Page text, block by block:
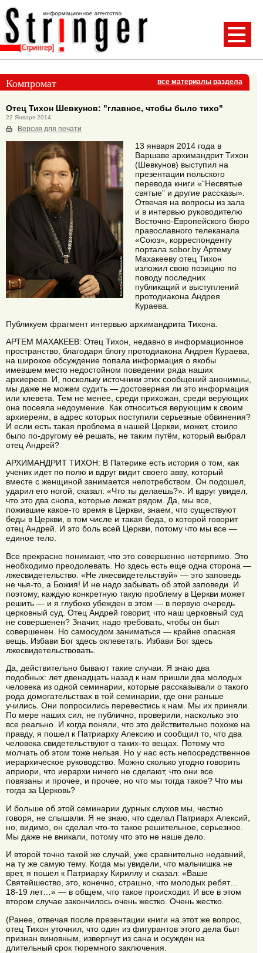
Компромат все материалы раздела
Отец Тихон Шевкунов: "главное, чтобы было тихо"
22 Января 2014
Версия для печати
13 января 2014 года в
Варшаве архимандрит Тихон
(Шевкунов) выступил на
презентации польского
перевода книги «“Несвятые
святые” и другие рассказы».
Отвечая на вопросы из зала
и в интервью руководителю
Восточно-Европейского бюро
православного телеканала
«Союз», корреспонденту
портала sobor.by Артему
Махакееву отец Тихон
изложил свою позицию по
поводу последних
публикаций и выступлений
протодиакона Андрея
Кураева.
Публикуем фрагмент интервью архимандрита Тихона.
АРТЕМ МАХАКЕЕВ: Отец Тихон, недавно в информационное
пространство, благодаря блогу протодиакона Андрея Кураева,
на широкое обсуждение попала информация о якобы
имевшем место недостойном поведении ряда наших
архиереев. И, поскольку источники этих сообщений анонимны,
мы даже не можем судить — достоверная ли это информация
или клевета. Тем не менее, среди прихожан, среди верующих
она посеяла недоумение. Как относиться верующим к своим
архиереям, в адрес которых поступили серьезные обвинения?
И если есть такая проблема в нашей Церкви, может, стоило
было по-другому её решать, не таким путём, который выбрал
отец Андрей?
АРХИМАНДРИТ ТИХОН: В Патерике есть история о том, как
ученик идет по полю и вдруг видит своего авву, который
вместе с женщиной занимается непотребством. Он подошел,
ударил его ногой, сказал: «Что ты делаешь?». И вдруг увидел,
что это два снопа, которые лежат рядом. Да, мы все,
пожившие какое-то время в Церкви, знаем, что существуют
беды в Церкви, в том числе и такая беда, о которой говорит
отец Андрей. И это боль всей Церкви, потому что мы все —
единое тело.
Все прекрасно понимают, что это совершенно нетерпимо. Это
необходимо преодолевать. Но здесь есть еще одна сторона —
лжесвидетельство. «Не лжесвидетельствуй» — это заповедь
не чья-то, а Божия! И не надо забывать об этой заповеди. И
поэтому, каждую конкретную такую проблему в Церкви может
решить — и я глубоко убежден в этом — в первую очередь
церковный суд. Отец Андрей говорит, что наш церковный суд
не совершенен? Значит, надо требовать, чтобы он был
совершенен. Но самосудом заниматься — крайне опасная
вещь. Избави Бог здесь оклеветать. Избави Бог здесь
лжесвидетельствовать.
Да, действительно бывают такие случаи. Я знаю два
подобных: лет двенадцать назад к нам пришли два молодых
человека из одной семинарии, которые рассказывали о такого
рода домогательствах в той семинарии, где они раньше
учились. Они попросились перевестись к нам. Мы их приняли.
По мере наших сил, не публично, проверили, насколько это
все реально. И когда поняли, что это действительно похоже на
правду, я пошел к Патриарху Алексию и сообщил то, что два
человека свидетельствуют о таких-то вещах. Потому что
молчать об этом тоже нельзя. Но у нас есть непосредственное
иерархическое руководство. Можно сколько угодно говорить
априори, что иерархи ничего не сделают, что они все
повязаны и прочее, и прочее, но что мы тогда такое? Что мы
тогда за Церковь?
И больше об этой семинарии дурных слухов мы, честно
говоря, не слышали. Я не знаю, что сделал Патриарх Алексий,
но, видимо, он сделал что-то такое решительное, серьезное.
Мы даже не вникали, потому что это не наше дело.
И второй точно такой же случай, уже сравнительно недавний,
на ту же самую тему. Когда мы увидели, что мальчишка не
врет, я пошел к Патриарху Кириллу и сказал: «Ваше
Святейшество, это, конечно, страшно, что молодых ребят…
18-19 лет…» — в общем, что такое происходит. И все в этом
втором случае закончилось очень жестко. Очень жестко.
(Ранее, отвечая после презентации книги на этот же вопрос,
отец Тихон уточнил, что один из фигурантов этого дела был
признан виновным, извергнут из сана и осужден на
длительный срок тюремного заключения.